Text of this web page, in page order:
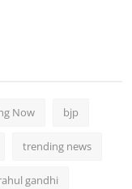
Now bjp
trending news
gandhi